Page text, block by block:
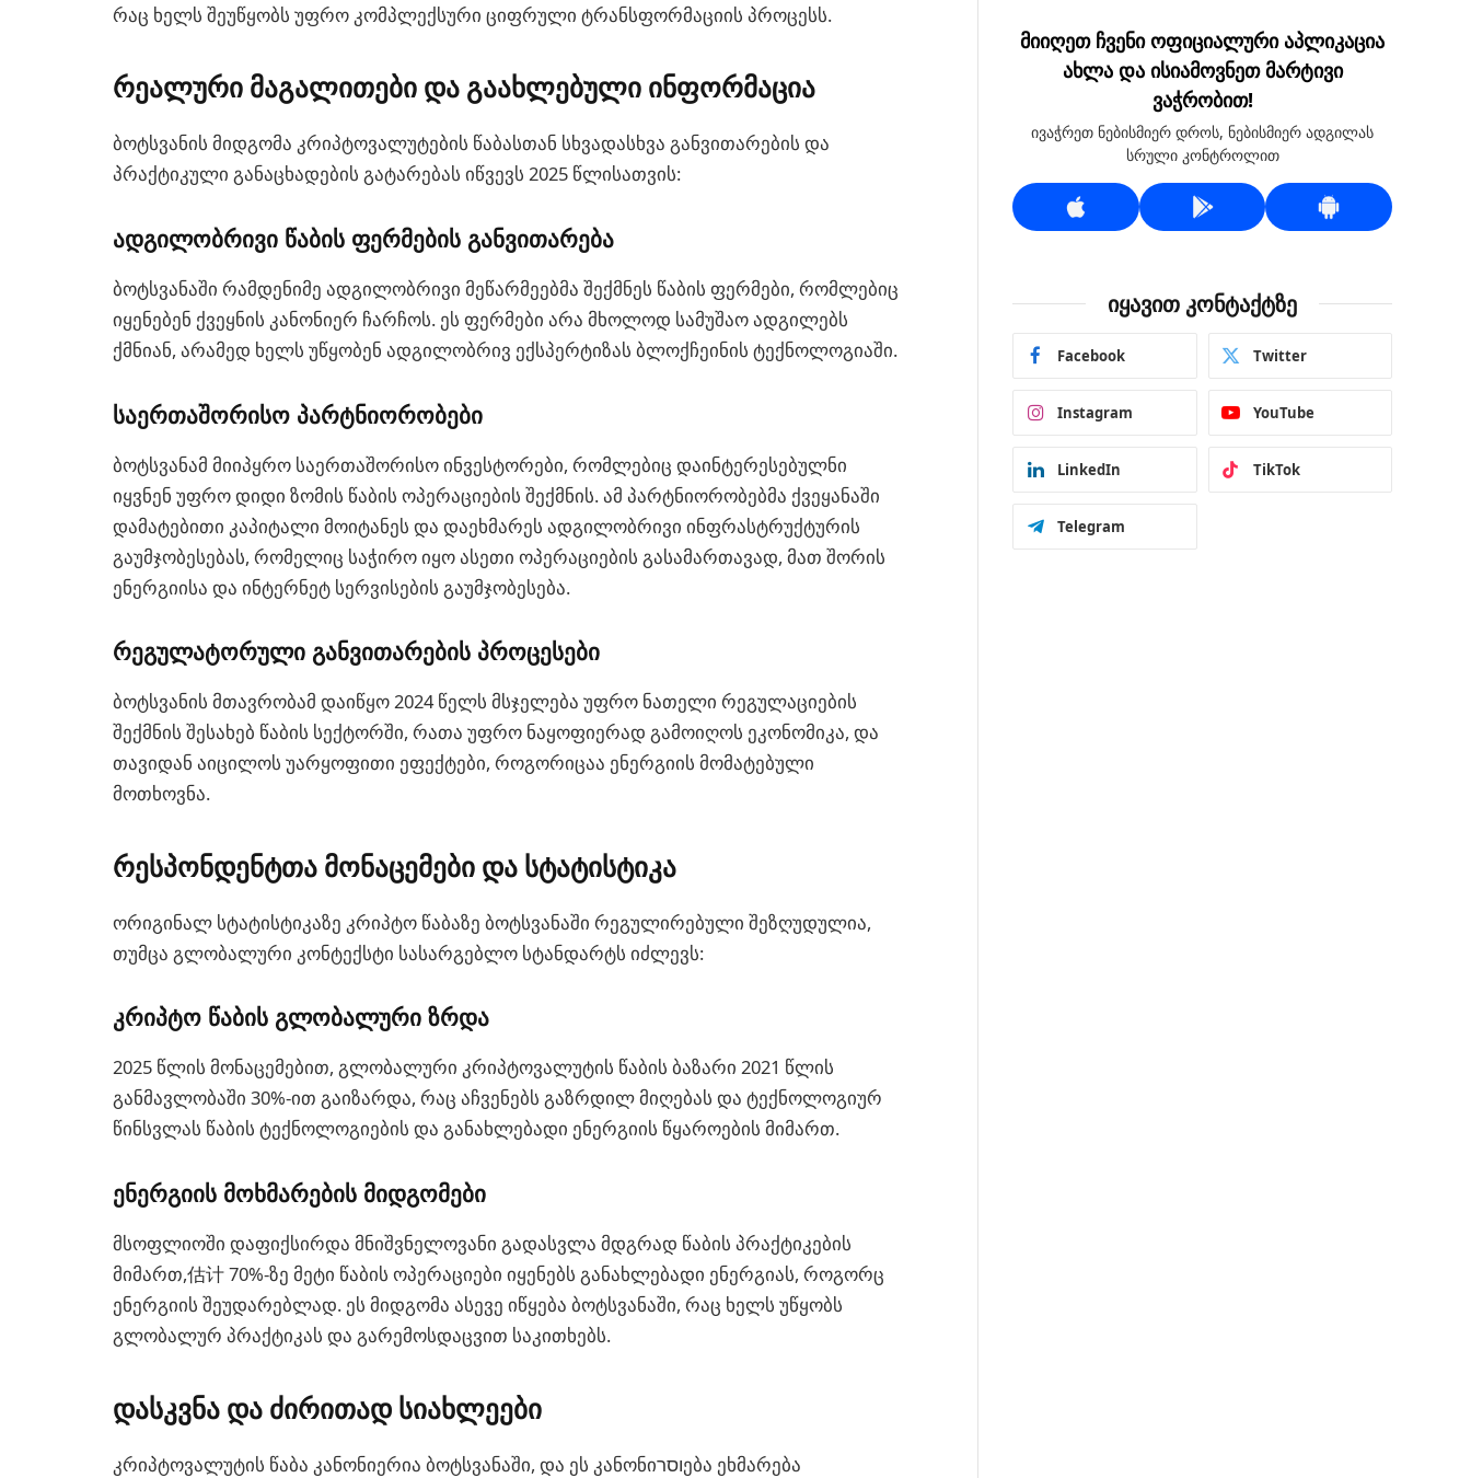
რაც ხელს შეუწყობს უფრო კომპლექსური ციფრული ტრანსფორმაციის პროცესს.
რეალური მაგალითები და გაახლებული ინფორმაცია
ბოტსვანის მიდგომა კრიპტოვალუტების წაბასთან სხვადასხვა განვითარების და
პრაქტიკული განაცხადების გატარებას იწვევს 2025 წლისათვის:
ადგილობრივი წაბის ფერმების განვითარება
ბოტსვანაში რამდენიმე ადგილობრივი მეწარმეებმა შექმნეს წაბის ფერმები, რომლებიც
იყენებენ ქვეყნის კანონიერ ჩარჩოს. ეს ფერმები არა მხოლოდ სამუშაო ადგილებს
ქმნიან, არამედ ხელს უწყობენ ადგილობრივ ექსპერტიზას ბლოქჩეინის ტექნოლოგიაში.
საერთაშორისო პარტნიორობები
ბოტსვანამ მიიპყრო საერთაშორისო ინვესტორები, რომლებიც დაინტერესებულნი
იყვნენ უფრო დიდი ზომის წაბის ოპერაციების შექმნის. ამ პარტნიორობებმა ქვეყანაში
დამატებითი კაპიტალი მოიტანეს და დაეხმარეს ადგილობრივი ინფრასტრუქტურის
გაუმჯობესებას, რომელიც საჭირო იყო ასეთი ოპერაციების გასამართავად, მათ შორის
ენერგიისა და ინტერნეტ სერვისების გაუმჯობესება.
რეგულატორული განვითარების პროცესები
ბოტსვანის მთავრობამ დაიწყო 2024 წელს მსჯელება უფრო ნათელი რეგულაციების
შექმნის შესახებ წაბის სექტორში, რათა უფრო ნაყოფიერად გამოიღოს ეკონომიკა, და
თავიდან აიცილოს უარყოფითი ეფექტები, როგორიცაა ენერგიის მომატებული
მოთხოვნა.
რესპონდენტთა მონაცემები და სტატისტიკა
ორიგინალ სტატისტიკაზე კრიპტო წაბაზე ბოტსვანაში რეგულირებული შეზღუდულია,
თუმცა გლობალური კონტექსტი სასარგებლო სტანდარტს იძლევს:
კრიპტო წაბის გლობალური ზრდა
2025 წლის მონაცემებით, გლობალური კრიპტოვალუტის წაბის ბაზარი 2021 წლის
განმავლობაში 30%-ით გაიზარდა, რაც აჩვენებს გაზრდილ მიღებას და ტექნოლოგიურ
წინსვლას წაბის ტექნოლოგიების და განახლებადი ენერგიის წყაროების მიმართ.
ენერგიის მოხმარების მიდგომები
მსოფლიოში დაფიქსირდა მნიშვნელოვანი გადასვლა მდგრად წაბის პრაქტიკების
მიმართ,估计 70%-ზე მეტი წაბის ოპერაციები იყენებს განახლებადი ენერგიას, როგორც
ენერგიის შეუდარებლად. ეს მიდგომა ასევე იწყება ბოტსვანაში, რაც ხელს უწყობს
გლობალურ პრაქტიკას და გარემოსდაცვით საკითხებს.
დასკვნა და ძირითად სიახლეები
კრიპტოვალუტის წაბა კანონიერია ბოტსვანაში, და ეს კანონიוסרება ეხმარება
მიიღეთ ჩვენი ოფიციალური აპლიკაცია
ახლა და ისიამოვნეთ მარტივი
ვაჭრობით!
ივაჭრეთ ნებისმიერ დროს, ნებისმიერ ადგილას
სრული კონტროლით
იყავით კონტაქტზე
Facebook Twitter
Instagram YouTube
LinkedIn TikTok
Telegram